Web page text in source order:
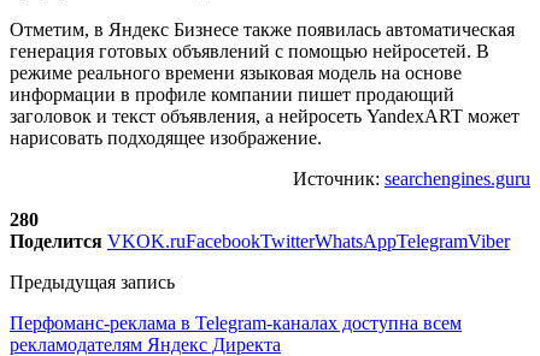
Отметим, в Яндекс Бизнесе также появилась автоматическая
генерация готовых объявлений с помощью нейросетей. В
режиме реального времени языковая модель на основе
информации в профиле компании пишет продающий
заголовок и текст объявления, а нейросеть YandexART может
нарисовать подходящее изображение.
Источник: searchengines.guru
280
Поделится VKOK.ruFacebookTwitterWhatsAppTelegramViber
Предыдущая запись
Перфоманс-реклама в Telegram-каналах доступна всем
рекламодателям Яндекс Директа